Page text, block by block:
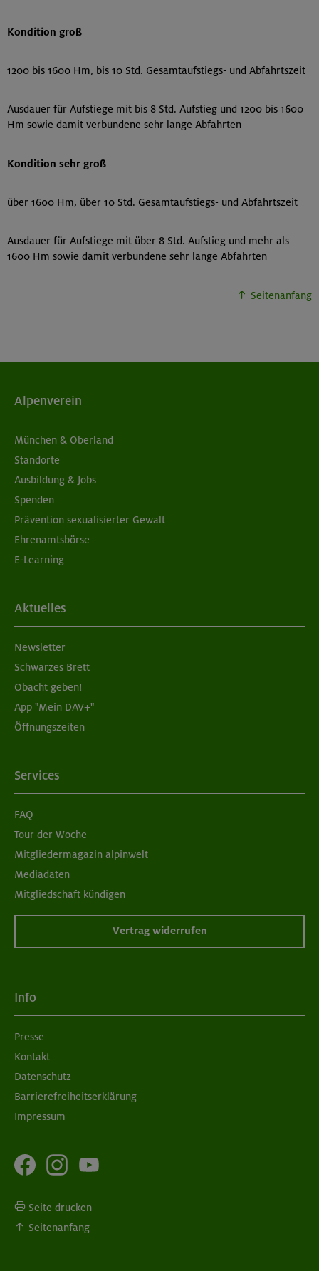
Kondition groß
1200 bis 1600 Hm, bis 10 Std. Gesamtaufstiegs- und Abfahrtszeit
Ausdauer für Aufstiege mit bis 8 Std. Aufstieg und 1200 bis 1600
Hm sowie damit verbundene sehr lange Abfahrten
Kondition sehr groß
über 1600 Hm, über 10 Std. Gesamtaufstiegs- und Abfahrtszeit
Ausdauer für Aufstiege mit über 8 Std. Aufstieg und mehr als
1600 Hm sowie damit verbundene sehr lange Abfahrten
Seitenanfang
Alpenverein
München & Oberland
Standorte
Ausbildung & Jobs
Spenden
Prävention sexualisierter Gewalt
Ehrenamtsbörse
E-Learning
Aktuelles
Newsletter
Schwarzes Brett
Obacht geben!
App "Mein DAV+"
Öffnungszeiten
Services
FAQ
Tour der Woche
Mitgliedermagazin alpinwelt
Mediadaten
Mitgliedschaft kündigen
Vertrag widerrufen
Info
Presse
Kontakt
Datenschutz
Barrierefreiheitserklärung
Impressum
Seite drucken
Seitenanfang